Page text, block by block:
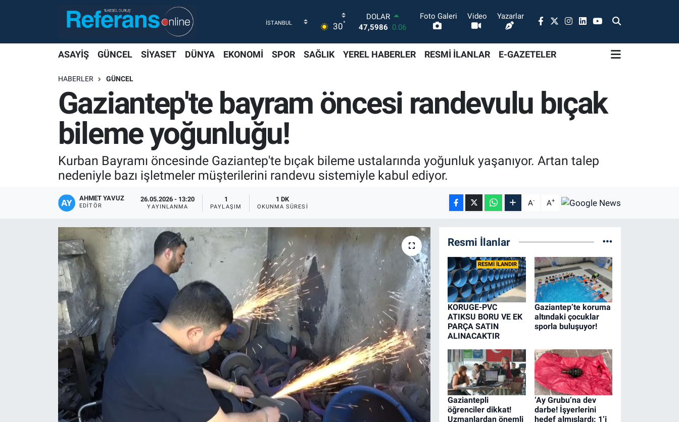
30°
DOLAR
47,5986 0.06
STERLİN
0.39
BİST100
13.768 48
Foto Galeri Video Yazarlar
ASAYİŞ GÜNCEL SİYASET DÜNYA EKONOMİ SPOR SAĞLIK YEREL HABERLER RESMİ İLANLAR E-GAZETELER
HABERLER GÜNCEL
Gaziantep'te bayram öncesi randevulu bıçak
bileme yoğunluğu!
Kurban Bayramı öncesinde Gaziantep'te bıçak bileme ustalarında yoğunluk yaşanıyor. Artan talep
nedeniyle bazı işletmeler müşterilerini randevu sistemiyle kabul ediyor.
AHMET YAVUZ
EDITÖR
26.05.2026 - 13:20
YAYINLANMA
1
PAYLAŞIM
1 DK
OKUNMA SÜRESI A- A+
Resmi İlanlar
RESMİ İLANDIR
KORUGE-PVC
ATIKSU BORU VE EK
PARÇA SATIN
ALINACAKTIR
Gaziantep’te koruma
altındaki çocuklar
sporla buluşuyor!
Gaziantepli
öğrenciler dikkat!
Uzmanlardan önemli
‘Ay Grubu’na dev
darbe! İşyerlerini
hedef almışlardı: 1’i